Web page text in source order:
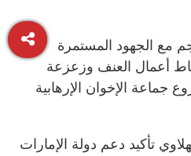
مع الجهود المستمرة
أعمال العنف وزعزعة
جماعة الإخوان الإرهابية
تأكيد دعم دولة الإمارات